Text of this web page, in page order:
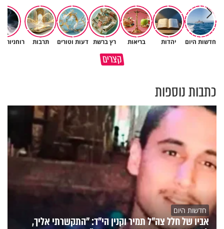
חדשות היום יהדות בריאות רץ ברשת דעות וטורים תרבות רוחניות
קצרים
האם אפשר להפוך קללה לברכה?
תהיו אהרון הכהן - תשכינו שלום
כתבות נוספות
חדשות היום
אביו של חלל צה"ל תמיר וקנין הי"ד: "התקשרתי אליך,